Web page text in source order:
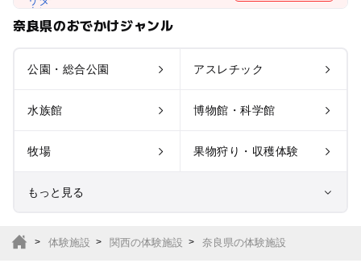
奈良県のおでかけジャンル
公園・総合公園 アスレチック
水族館 博物館・科学館
牧場 果物狩り・収穫体験
もっと見る
体験施設 関西の体験施設 奈良県の体験施設